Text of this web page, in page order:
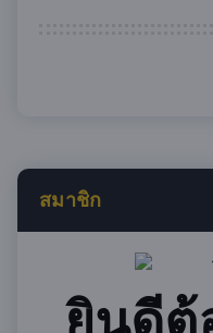
สมาชิก
ยินดี